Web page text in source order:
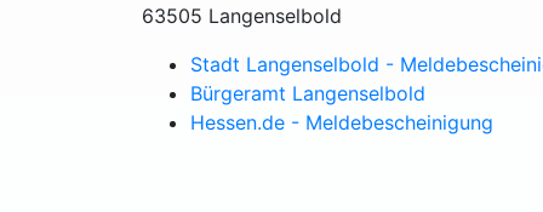
63505 Langenselbold
Stadt Langenselbold -
Bürgeramt Langenselbold
Hessen.de - Meldebescheinigung